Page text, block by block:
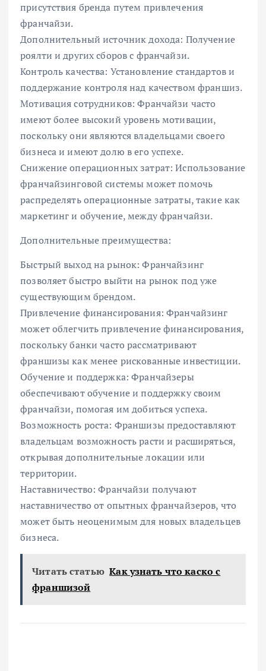
присутствия бренда путем привлечения
франчайзи.
Дополнительный источник дохода: Получение
роялти и других сборов с франчайзи.
Контроль качества: Установление стандартов и
поддержание контроля над качеством франшиз.
Мотивация сотрудников: Франчайзи часто
имеют более высокий уровень мотивации,
поскольку они являются владельцами своего
бизнеса и имеют долю в его успехе.
Снижение операционных затрат: Использование
франчайзинговой системы может помочь
распределять операционные затраты, такие как
маркетинг и обучение, между франчайзи.
Дополнительные преимущества:
Быстрый выход на рынок: Франчайзинг
позволяет быстро выйти на рынок под уже
существующим брендом.
Привлечение финансирования: Франчайзинг
может облегчить привлечение финансирования,
поскольку банки часто рассматривают
франшизы как менее рискованные инвестиции.
Обучение и поддержка: Франчайзеры
обеспечивают обучение и поддержку своим
франчайзи, помогая им добиться успеха.
Возможность роста: Франшизы предоставляют
владельцам возможность расти и расширяться,
открывая дополнительные локации или
территории.
Наставничество: Франчайзи получают
наставничество от опытных франчайзеров, что
может быть неоценимым для новых владельцев
бизнеса.
Читать статью Как узнать что каско с
франшизой